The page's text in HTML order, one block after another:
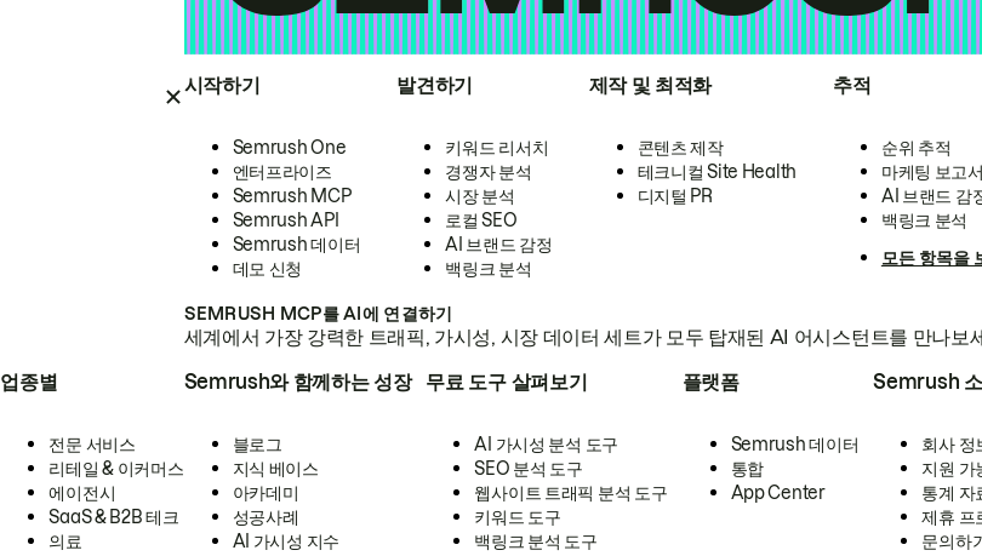
시작하기
Semrush One
엔터프라이즈
Semrush MCP
Semrush API
Semrush 데이터
데모 신청
발견하기
키워드 리서치
경쟁자 분석
시장 분석
로컬 SEO
AI 브랜드 감정
백링크 분석
제작 및 최적화
콘텐츠 제작
테크니컬 Site Health
디지털 PR
추적
순위 추적
마케팅 보고
AI 브랜드 감
백링크 분석
모든 항목을
SEMRUSH MCP를 AI에 연결하기
세계에서 가장 강력한 트래픽, 가시성, 시장 데이터 세트가 모두 탑재된 AI 어시스턴트를 만나보
업종별
전문 서비스
리테일 & 이커머스
에이전시
SaaS & B2B 테크
의료
Semrush와 함께하는 성장
블로그
지식 베이스
아카데미
성공사례
AI 가시성 지수
무료 도구 살펴보기
AI 가시성 분석 도구
SEO 분석 도구
웹사이트 트래픽 분석 도구
키워드 도구
백링크 분석 도구
플랫폼
Semrush 데이터
통합
App Center
Semrush
회사 정
지원 가
통계 자
제휴 프
문의하